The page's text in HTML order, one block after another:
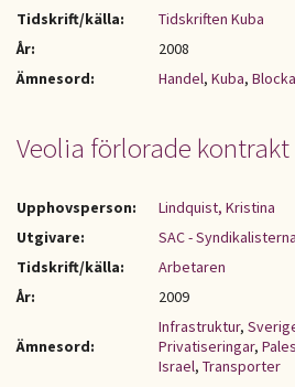
Tidskrift/källa:
Tidskriften Kuba
År:
2008
Ämnesord:
Handel, Kuba,
Veolia förlorade kontrakt
Upphovsperson:
Lindquist, Kristina
Utgivare:
SAC - Syndikalisterna
Tidskrift/källa:
Arbetaren
År:
2009
Ämnesord:
Infrastruktur,
Privatiseringar,
Israel, Transporter